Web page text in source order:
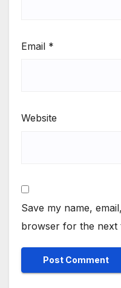
Email *
Website
Save my name,
browser for the next